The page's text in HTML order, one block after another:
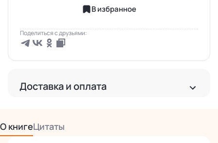
В избранное
Поделиться с друзьями:
Доставка и оплата
Бесплатная доставка по РФ
Бесплатная доставка за рубеж от 2 000 руб.
О книгеЦитаты